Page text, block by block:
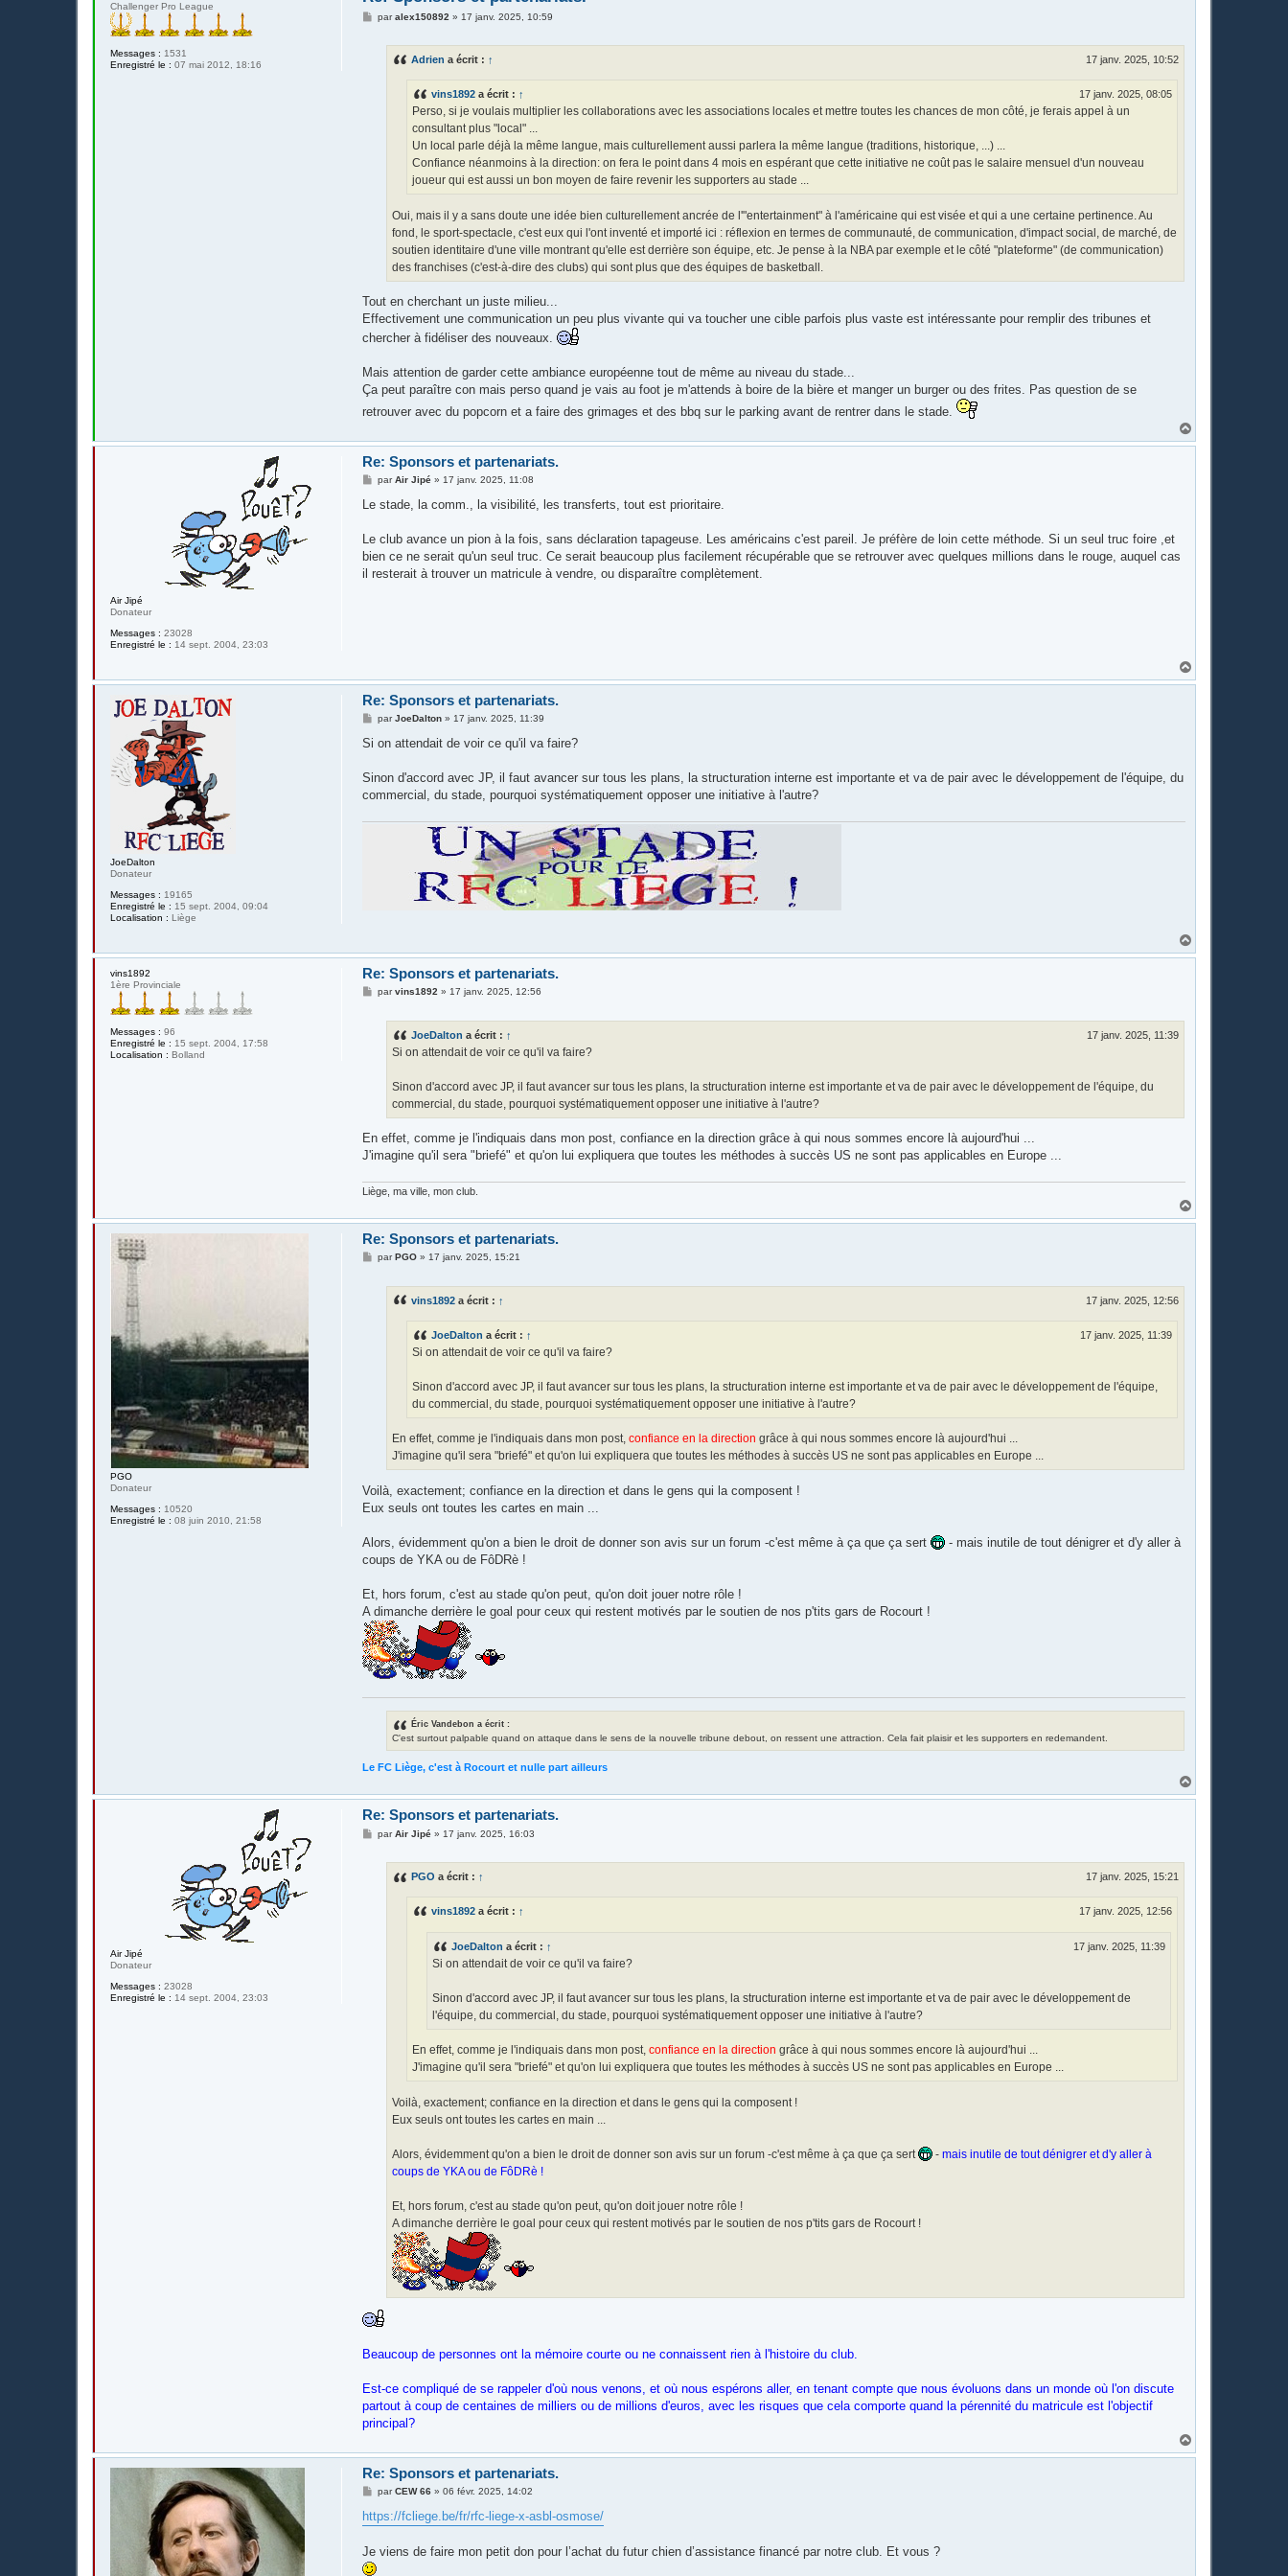
Challenger Pro League
Messages : 1531
Enregistré le : 07 mai 2012, 18:16
Mparalex150892 » 17 janv. 2025, 10:59
Adrien a écrit : ↑ 17 janv. 2025, 10:52
vins1892 a écrit : ↑ 17 janv. 2025, 08:05
Perso, si je voulais multiplier les collaborations avec les associations locales et mettre toutes les chances de mon côté, je ferais appel à un
consultant plus "local" ...
Un local parle déjà la même langue, mais culturellement aussi parlera la même langue (traditions, historique, ...) ...
Confiance néanmoins à la direction: on fera le point dans 4 mois en espérant que cette initiative ne coût pas le salaire mensuel d'un nouveau
joueur qui est aussi un bon moyen de faire revenir les supporters au stade ...
Oui, mais il y a sans doute une idée bien culturellement ancrée de l'"entertainment" à l'américaine qui est visée et qui a une certaine pertinence. Au
fond, le sport-spectacle, c'est eux qui l'ont inventé et importé ici : réflexion en termes de communauté, de communication, d'impact social, de marché, de
soutien identitaire d'une ville montrant qu'elle est derrière son équipe, etc. Je pense à la NBA par exemple et le côté "plateforme" (de communication)
des franchises (c'est-à-dire des clubs) qui sont plus que des équipes de basketball.
Tout en cherchant un juste milieu...
Effectivement une communication un peu plus vivante qui va toucher une cible parfois plus vaste est intéressante pour remplir des tribunes et
chercher à fidéliser des nouveaux.
Mais attention de garder cette ambiance européenne tout de même au niveau du stade...
Ça peut paraître con mais perso quand je vais au foot je m'attends à boire de la bière et manger un burger ou des frites. Pas question de se
retrouver avec du popcorn et a faire des grimages et des bbq sur le parking avant de rentrer dans le stade.
a
Air Jipé
Donateur
Messages : 23028
Enregistré le : 14 sept. 2004, 23:03
Re: Sponsors et partenariats.
M
s
g
parAir Jipé »17 janv. 2025, 11:08
Le stade, la comm., la visibilité, les transferts, tout est prioritaire.
Le club avance un pion à la fois, sans déclaration tapageuse. Les américains c'est pareil. Je préfère de loin cette méthode. Si un seul truc foire ,et
bien ce ne serait qu'un seul truc. Ce serait beaucoup plus facilement récupérable que se retrouver avec quelques millions dans le rouge, auquel cas
il resterait à trouver un matricule à vendre, ou disparaître complètement.
a
JoeDalton
Donateur
Messages : 19165
Enregistré le : 15 sept. 2004, 09:04
Localisation : Liège
Re: Sponsors et partenariats.
M
s
g
parJoeDalton »17 janv. 2025, 11:39
Si on attendait de voir ce qu'il va faire?
Sinon d'accord avec JP, il faut avancer sur tous les plans, la structuration interne est importante et va de pair avec le développement de l'équipe, du
commercial, du stade, pourquoi systématiquement opposer une initiative à l'autre?
a
vins1892
1ère Provinciale
Messages : 96
Enregistré le : 15 sept. 2004, 17:58
Localisation : Bolland
Re: Sponsors et partenariats.
Mparvins1892 »17 janv. 2025, 12:56
JoeDalton a écrit : ↑ 17 janv. 2025, 11:39
Si on attendait de voir ce qu'il va faire?
Sinon d'accord avec JP, il faut avancer sur tous les plans, la structuration interne est importante et va de pair avec le développement de l'équipe, du
commercial, du stade, pourquoi systématiquement opposer une initiative à l'autre?
En effet, comme je l'indiquais dans mon post, confiance en la direction grâce à qui nous sommes encore là aujourd'hui ...
J'imagine qu'il sera "briefé" et qu'on lui expliquera que toutes les méthodes à succès US ne sont pas applicables en Europe ...
Liège, ma ville, mon club.
a
PGO
Donateur
Messages : 10520
Enregistré le : 08 juin 2010, 21:58
Re: Sponsors et partenariats.
MparPGO »17 janv. 2025, 15:21
vins1892 a écrit : ↑ 17 janv. 2025, 12:56
JoeDalton a écrit : ↑ 17 janv. 2025, 11:39
Si on attendait de voir ce qu'il va faire?
Sinon d'accord avec JP, il faut avancer sur tous les plans, la structuration interne est importante et va de pair avec le développement de l'équipe,
du commercial, du stade, pourquoi systématiquement opposer une initiative à l'autre?
En effet, comme je l'indiquais dans mon post,confiance en la direction grâce à qui nous sommes encore là aujourd'hui ...
J'imagine qu'il sera "briefé" et qu'on lui expliquera que toutes les méthodes à succès US ne sont pas applicables en Europe ...
Voilà, exactement; confiance en la direction et dans le gens qui la composent !
Eux seuls ont toutes les cartes en main ...
Alors, évidemment qu'on a bien le droit de donner son avis sur un forum -c'est même à ça que ça sert
- mais inutile de tout dénigrer et d'y aller à
coups de YKA ou de FôDRè !
Et, hors forum, c'est au stade qu'on peut, qu'on doit jouer notre rôle !
A dimanche derrière le goal pour ceux qui restent motivés par le soutien de nos p'tits gars de Rocourt !
Éric Vandebon a écrit :
C'est surtout palpable quand on attaque dans le sens de la nouvelle tribune debout, on ressent une attraction. Cela fait plaisir et les supporters en redemandent.
Le FC Liège, c'est à Rocourt et nulle part ailleurs
a
Air Jipé
Donateur
Messages : 23028
Enregistré le : 14 sept. 2004, 23:03
Re: Sponsors et partenariats.
MparAir Jipé » 17 janv. 2025, 16:03
PGO a écrit : ↑ 17 janv. 2025, 15:21
vins1892 a écrit : ↑ 17 janv. 2025, 12:56
JoeDalton a écrit : ↑ 17 janv. 2025, 11:39
Si on attendait de voir ce qu'il va faire?
Sinon d'accord avec JP, il faut avancer sur tous les plans, la structuration interne est importante et va de pair avec le développement de
l'équipe, du commercial, du stade, pourquoi systématiquement opposer une initiative à l'autre?
En effet, comme je l'indiquais dans mon post,confiance en la direction grâce à qui nous sommes encore là aujourd'hui ...
J'imagine qu'il sera "briefé" et qu'on lui expliquera que toutes les méthodes à succès US ne sont pas applicables en Europe ...
Voilà, exactement; confiance en la direction et dans le gens qui la composent !
Eux seuls ont toutes les cartes en main ...
Alors, évidemment qu'on a bien le droit de donner son avis sur un forum -c'est même à ça que ça sert -mais inutile de tout dénigrer et d'y aller à
coups de YKA ou de FôDRè !
Et, hors forum, c'est au stade qu'on peut, qu'on doit jouer notre rôle !
A dimanche derrière le goal pour ceux qui restent motivés par le soutien de nos p'tits gars de Rocourt !
Beaucoup de personnes ont la mémoire courte ou ne connaissent rien à l'histoire du club.
Est-ce compliqué de se rappeler d'où nous venons, et où nous espérons aller, en tenant compte que nous évoluons dans un monde où l'on discute
partout à coup de centaines de milliers ou de millions d'euros, avec les risques que cela comporte quand la pérennité du matricule est l'objectif
principal?
a
Re: Sponsors et partenariats.
M
s
s
g
e
parCEW 66 »06 févr. 2025, 14:02
https://fcliege.be/fr/rfc-liege-x-asbl-osmose/
Je viens de faire mon petit don pour l’achat du futur chien d’assistance financé par notre club. Et vous ?